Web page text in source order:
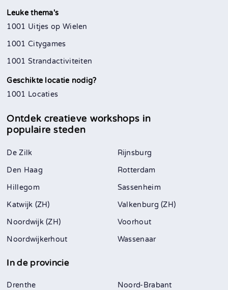
Leuke thema's
1001 Uitjes op Wielen
1001 Citygames
1001 Strandactiviteiten
Geschikte locatie nodig?
1001 Locaties
Ontdek creatieve workshops in
populaire steden
De Zilk
Den Haag
Hillegom
Katwijk (ZH)
Noordwijk (ZH)
Noordwijkerhout
Rijnsburg
Rotterdam
Sassenheim
Valkenburg (ZH)
Voorhout
Wassenaar
In de provincie
Drenthe
Noord-Brabant